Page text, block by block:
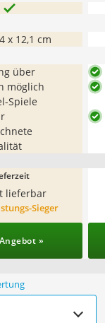
x 12,1 cm
über
möglich
Spiele
lieferbar
Sieger
»